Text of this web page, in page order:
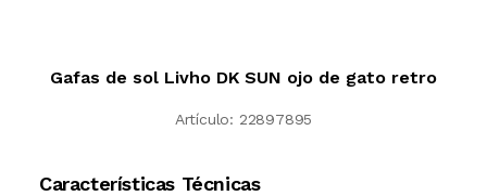
Gafas de sol Livho DK SUN ojo de gato retro
Artículo: 22897895
Características Técnicas